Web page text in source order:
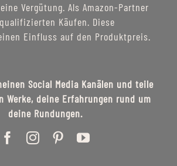
Vergütung. Als Amazon-Partner
Käufen. Diese
Einfluss auf den Produktpreis.
Social Media Kanälen und teile
Werke, deine Erfahrungen rund um
deine Rundungen.